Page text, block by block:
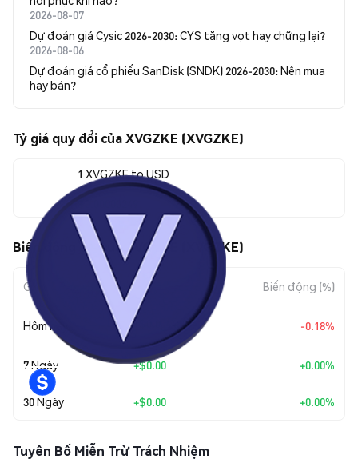
2026-08-07
Dự đoán giá Cysic 2026-2030: CYS tăng vọt hay chững lại?
2026-08-06
Dự đoán giá cổ phiếu SanDisk (SNDK) 2026-2030: Nên mua
hay bán?
Tỷ giá quy đổi của XVGZKE (XVGZKE)
1 XVGZKE to USD
Biến động giá của XVGZKE (XVGZKE)
Giai đoạn Mức biến động Biến động (%)
Hôm nay + 4482 -0.18%
7 Ngày +$0.00 +0.00%
30 Ngày +$0.00 +0.00%
Tuyên Bố Miễn Trừ Trách Nhiệm